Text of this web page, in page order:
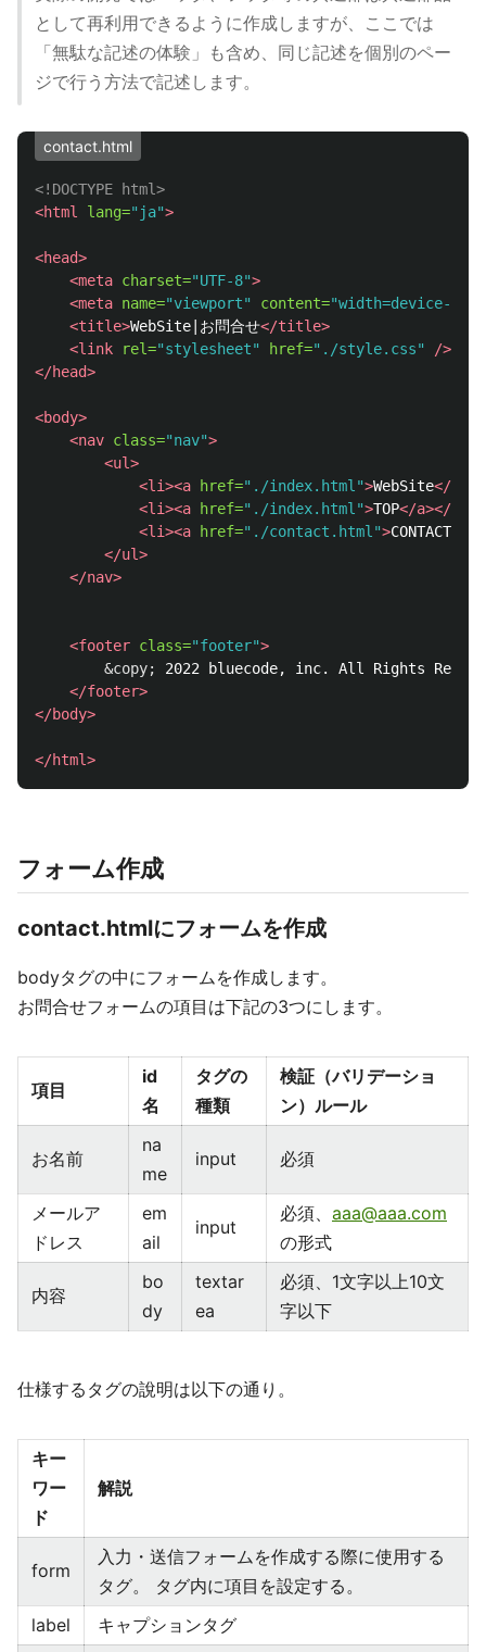
として再利用できるように作成しますが、ここでは
「無駄な記述の体験」も含め、同じ記述を個別のペー
ジで行う方法で記述します。
contact.html
<!DOCTYPE html>
<html
lang="ja">
<head>
<meta charset="UTF-8">
<meta name="viewport" content="width=device-
<title>WebSite|お問合せ</title>
<link
rel="stylesheet" href="./style.css"
/>
</head>
<body>
<nav class="nav">
<ul>
<li><a
href="./index.html">WebSite</
<li><a
href="./index.html">TOP</a></li>
<li><a
href="./contact.html">CONTACT
</ul>
</nav>
<footer class="footer">
&copy;
2022 bluecode, inc. All Rights
</footer>
</body>
</html>
フォーム作成
contact.htmlにフォームを作成
bodyタグの中にフォームを作成します。
お問合せフォームの項目は下記の3つにします。
項目
id
名
タグの
種類
検証（バリデーショ
ン）ルール
お名前
na
me
input 必須
メールア
ドレス
em
ail
input
必須、 aaa@aaa.com
の形式
内容
bo
dy
textar
ea
必須、1文字以上10文
字以下
仕様するタグの說明は以下の通り。
キー
ワー
ド
解説
form
入力・送信フォームを作成する際に使用する
タグ。 タグ内に項目を設定する。
label
キャプションタグ